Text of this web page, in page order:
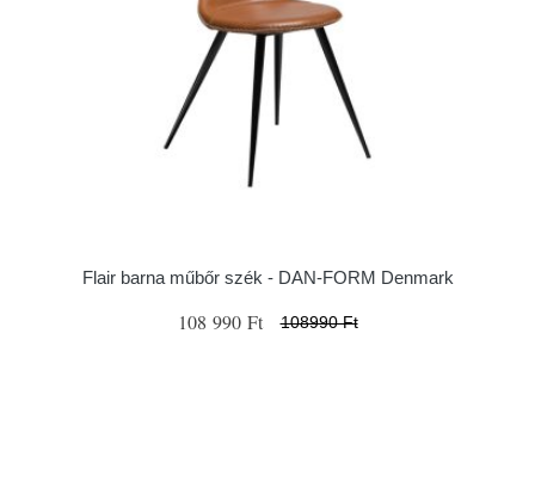
Flair barna műbőr szék - ​​​​​DAN-FORM Denmark
108 990 Ft 108990 Ft